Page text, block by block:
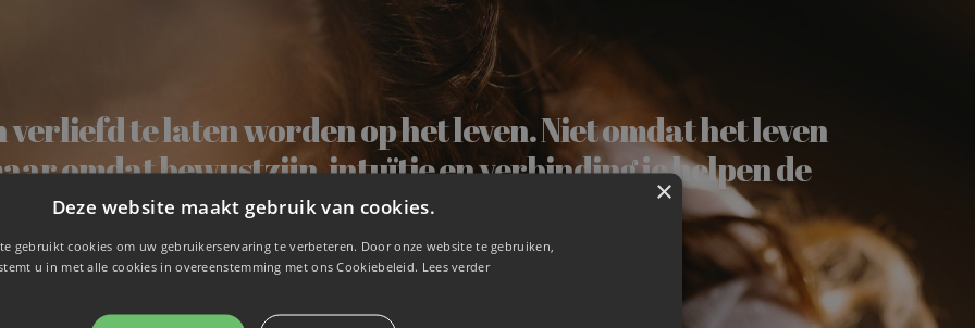
verliefd te laten worden op het leven. Niet omdat het leven
omdat bewustzijn, intuïtie en verbinding je helpen de
te zien van alles wat je onderweg tegenkomt.
Deze website maakt gebruik van cookies.
gebruikt cookies om uw gebruikerservaring te verbeteren. Door onze website te gebruiken,
u in met alle cookies in overeenstemming met ons Cookiebeleid. Lees verder
×